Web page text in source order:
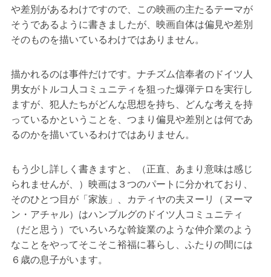
や差別があるわけですので、この映画の主たるテーマが
そうであるように書きましたが、映画自体は偏見や差別
そのものを描いているわけではありません。
描かれるのは事件だけです。ナチズム信奉者のドイツ人
男女がトルコ人コミュニティを狙った爆弾テロを実行し
ますが、犯人たちがどんな思想を持ち、どんな考えを持
っているかということを、つまり偏見や差別とは何であ
るのかを描いているわけではありません。
もう少し詳しく書きますと、（正直、あまり意味は感じ
られませんが、）映画は３つのパートに分かれており、
そのひとつ目が「家族」、カティヤの夫ヌーリ（ヌーマ
ン・アチャル）はハンブルグのドイツ人コミュニティ
（だと思う）でいろいろな斡旋業のような仲介業のよう
なことをやってそこそこ裕福に暮らし、ふたりの間には
６歳の息子がいます。